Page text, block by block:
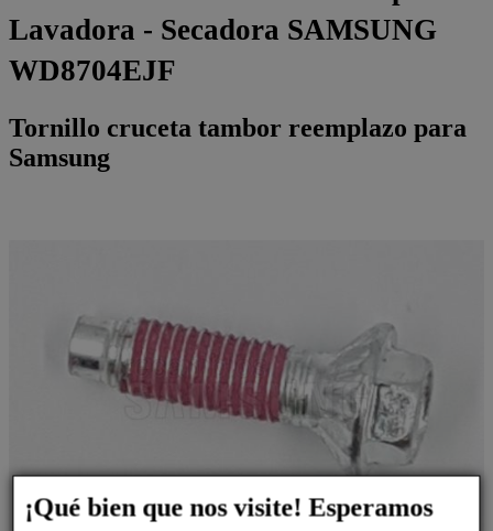
Lavadora - Secadora SAMSUNG
WD8704EJF
Tornillo cruceta tambor reemplazo para
Samsung
¡Qué bien que nos visite! Esperamos